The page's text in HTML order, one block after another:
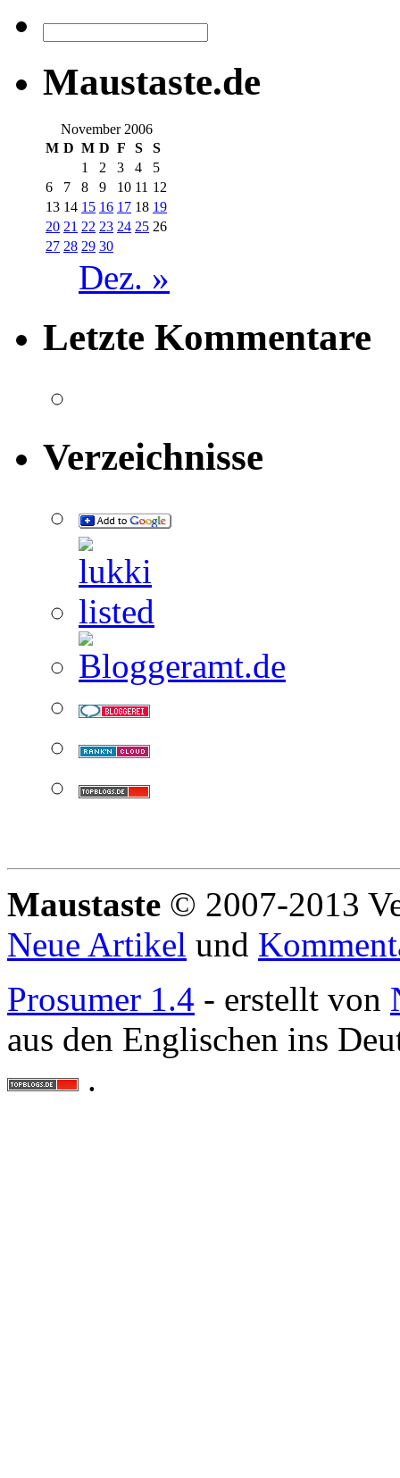
Maustaste.de
November 2006
M D M D F S
S
1
2 3 4
5
6
7 8 9 10 11 12
13 14 15 16 17 18 19
20 21 22 23 24 25 26
27 28 29 30
Dez. »
Letzte Kommentare
Verzeichnisse
Maustaste © 2007-2013
Neue Artikel und
Prosumer 1.4 - erstellt von
aus den Englischen ins
.